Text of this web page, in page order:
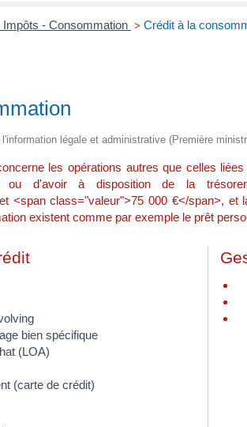
Impôts - Consommation > Crédit à la
légale et administrative (Première
les opérations autres que celles
ou d'avoir à disposition de la
<span class="valeur">75 000 €</span>,
existent comme par exemple le prêt
bien spécifique
(LOA)
(carte de crédit)